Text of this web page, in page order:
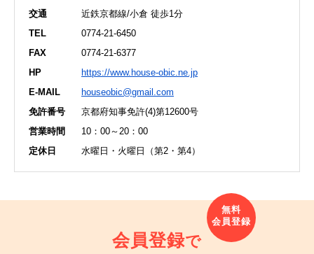
交通
近鉄京都線/小倉 徒歩1分
TEL
0774-21-6450
FAX
0774-21-6377
HP
https://www.house-obic.ne.jp
E-MAIL
houseobic@gmail.com
免許番号
京都府知事免許(4)第12600号
営業時間
10：00～20：00
定休日
水曜日・火曜日（第2・第4）
会員登録で